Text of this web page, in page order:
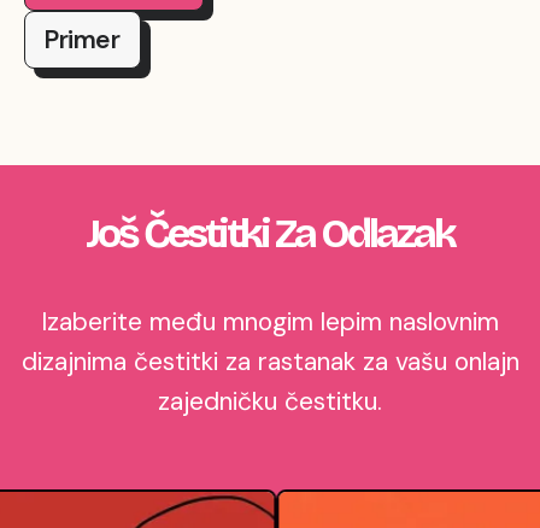
Primer
Još Čestitki Za Odlazak
Izaberite među mnogim lepim naslovnim
dizajnima čestitki za rastanak za vašu onlajn
zajedničku čestitku.